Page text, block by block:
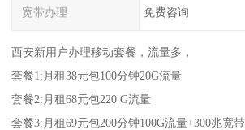
宽带办理 免费咨询
西安新用户办理移动套餐，流量多，
套餐1:月租38元包100分钟20G流量
套餐2:月租68元包220 G流量
套餐3:月租69元包200分钟100G流量+300兆宽带